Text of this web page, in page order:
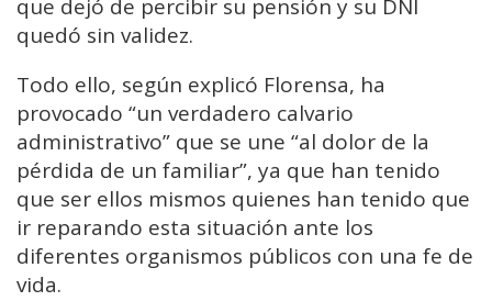
que dejó de percibir su pensión y su DNI
quedó sin validez.
Todo ello, según explicó Florensa, ha
provocado “un verdadero calvario
administrativo” que se une “al dolor de la
pérdida de un familiar”, ya que han tenido
que ser ellos mismos quienes han tenido que
ir reparando esta situación ante los
diferentes organismos públicos con una fe de
vida.